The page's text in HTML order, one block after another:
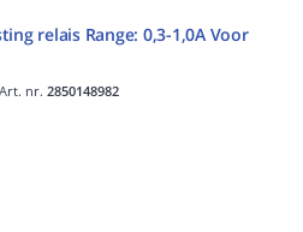
relais Range: 0,3-1,0A Voor
Art. nr. 2850148982